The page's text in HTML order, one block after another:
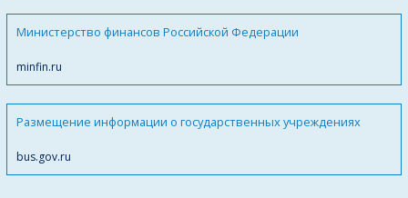
Министерство финансов Российской Федерации
minfin.ru
Размещение информации о государственных учреждениях
bus.gov.ru